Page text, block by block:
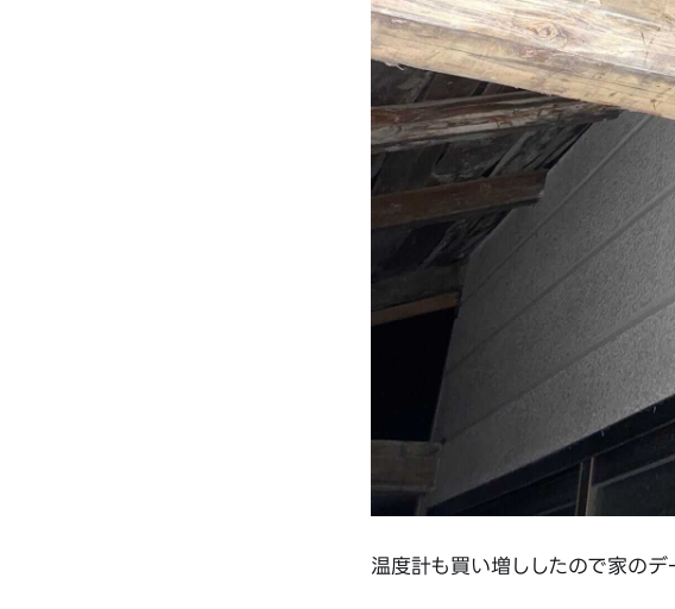
温度計も買い増ししたので家のデ